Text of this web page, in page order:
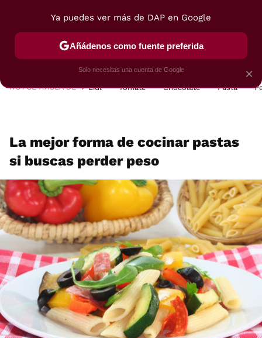
POSTRES VIAJES SELECCIÓN VEGUI
HOY SE HABLA DE Lidl Tomate Chocolate Pasta
La mejor forma de cocinar pastas
si buscas perder peso
×
Ya puedes ver más de DAP en Google
Añádenos como fuente preferida
Solo necesitas una cuenta de Google